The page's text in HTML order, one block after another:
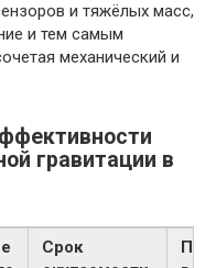
и тяжёлых масс,
и тем самым
механический и
гравитации в
Срок